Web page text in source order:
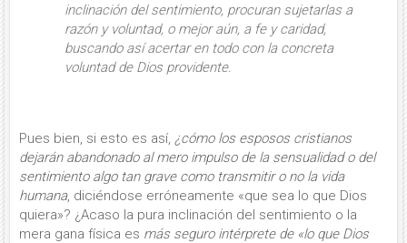
inclinación del sentimiento, procuran sujetarlas a
razón y voluntad, o mejor aún, a fe y caridad,
buscando así acertar en todo con la concreta
voluntad de Dios providente.
Pues bien, si esto es así, ¿cómo los esposos cristianos
dejarán abandonado al mero impulso de la sensualidad o del
sentimiento algo tan grave como transmitir o no la vida
humana, diciéndose erróneamente «que sea lo que Dios
quiera»? ¿Acaso la pura inclinación del sentimiento o la
mera gana física es más seguro intérprete de «lo que Dios